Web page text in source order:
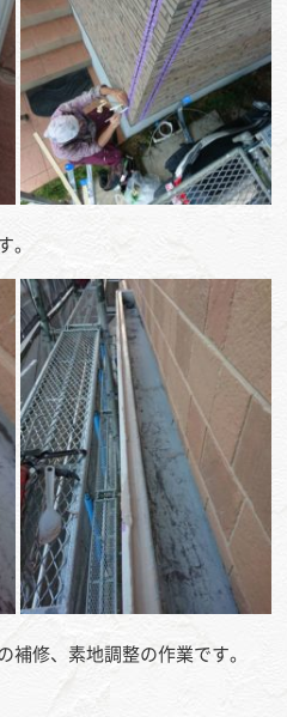
補修、素地調整の作業です。